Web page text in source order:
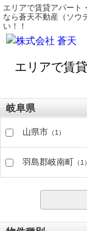
エリアで賃貸アパート
なら蒼天不動産（ソウ
い！！
エリアで賃
岐阜県
山県市 （1）
羽島郡岐南町 （1）